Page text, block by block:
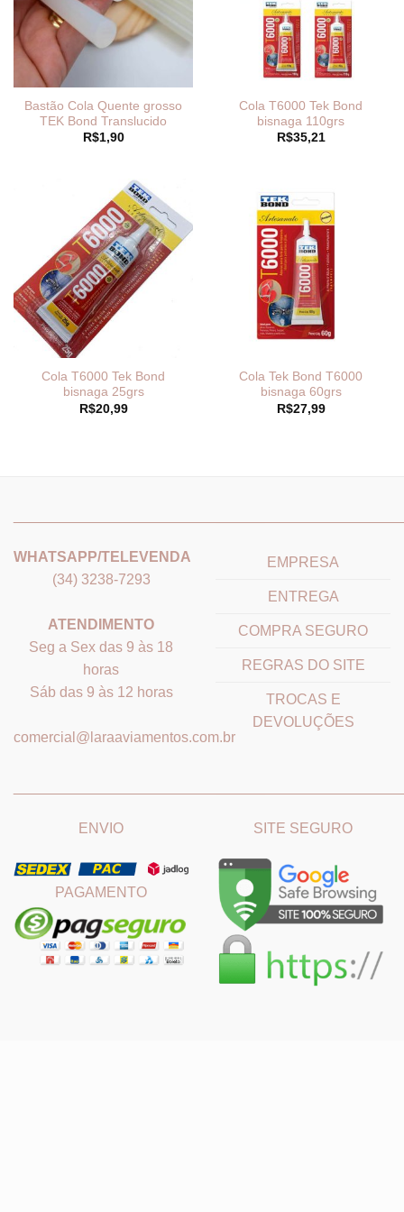
Bastão Cola Quente grosso
TEK Bond Translucido
R$1,90
Cola T6000 Tek Bond
bisnaga 110grs
R$35,21
Cola T6000 Tek Bond
bisnaga 25grs
R$20,99
Cola Tek Bond T6000
bisnaga 60grs
R$27,99
WHATSAPP/TELEVENDA
(34) 3238-7293
ATENDIMENTO
Seg a Sex das 9 às 18
horas
Sáb das 9 às 12 horas
comercial@laraaviamentos.com.br
EMPRESA
ENTREGA
COMPRA SEGURO
REGRAS DO SITE
TROCAS E
DEVOLUÇÕES
ENVIO
PAGAMENTO
SITE SEGURO